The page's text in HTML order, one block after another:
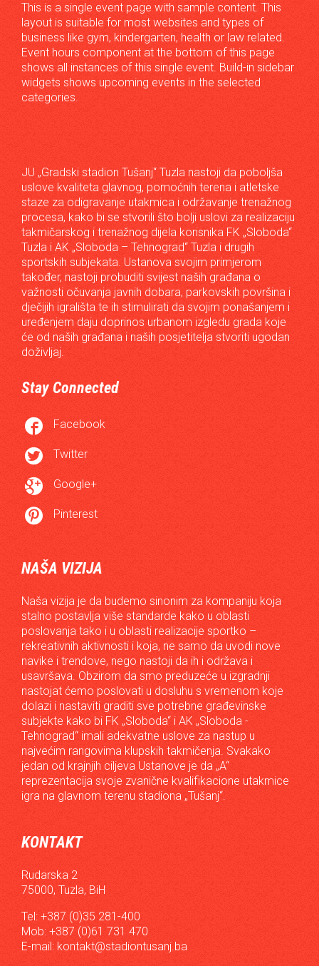
This is a single event page with sample content. This
layout is suitable for most websites and types of
business like gym, kindergarten, health or law related.
Event hours component at the bottom of this page
shows all instances of this single event. Build-in sidebar
widgets shows upcoming events in the selected
categories.
JU „Gradski stadion Tušanj“ Tuzla nastoji da poboljša
uslove kvaliteta glavnog, pomoćnih terena i atletske
staze za odigravanje utakmica i održavanje trenažnog
procesa, kako bi se stvorili što bolji uslovi za realizaciju
takmičarskog i trenažnog dijela korisnika FK „Sloboda“
Tuzla i AK „Sloboda – Tehnograd“ Tuzla i drugih
sportskih subjekata. Ustanova svojim primjerom
također, nastoji probuditi svijest naših građana o
važnosti očuvanja javnih dobara, parkovskih površina i
dječijih igrališta te ih stimulirati da svojim ponašanjem i
uređenjem daju doprinos urbanom izgledu grada koje
će od naših građana i naših posjetitelja stvoriti ugodan
doživljaj.
Stay Connected
 Facebook
 Twitter
 Google+
 Pinterest
NAŠA VIZIJA
Naša vizija je da budemo sinonim za kompaniju koja
stalno postavlja više standarde kako u oblasti
poslovanja tako i u oblasti realizacije sportko –
rekreativnih aktivnosti i koja, ne samo da uvodi nove
navike i trendove, nego nastoji da ih i održava i
usavršava. Obzirom da smo preduzeće u izgradnji
nastojat ćemo poslovati u dosluhu s vremenom koje
dolazi i nastaviti graditi sve potrebne građevinske
subjekte kako bi FK „Sloboda“ i AK „Sloboda -
Tehnograd“ imali adekvatne uslove za nastup u
najvećim rangovima klupskih takmičenja. Svakako
jedan od krajnjih ciljeva Ustanove je da „A“
reprezentacija svoje zvanične kvalifikacione utakmice
igra na glavnom terenu stadiona „Tušanj“.
KONTAKT
Rudarska 2
75000, Tuzla, BiH
Tel: +387 (0)35 281-400
Mob: +387 (0)61 731 470
E-mail: kontakt@stadiontusanj.ba